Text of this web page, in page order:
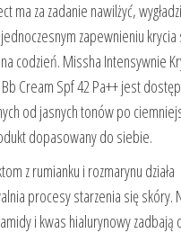
ma za zadanie nawilżyć,
zapewnieniu krycia
codzień. Missha Intensywnie
Cream Spf 42 Pa++ jest
od jasnych tonów po
dopasowany do siebie.
z rumianku i rozmarynu działa
procesy starzenia się skóry.
i kwas hialurynowy zadbają